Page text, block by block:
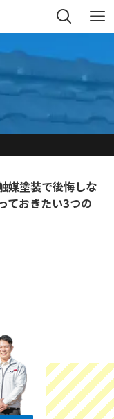
媒塗装で後悔しな
ておきたい3つの